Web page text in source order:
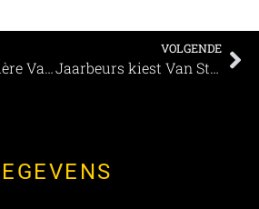
Landelijke première Van Gogh Immersive Experience in Koninklijke Jaarbeurs
VOLGENDE
Jaarbeurs kiest Van Straaten als vaste partner voor event branding